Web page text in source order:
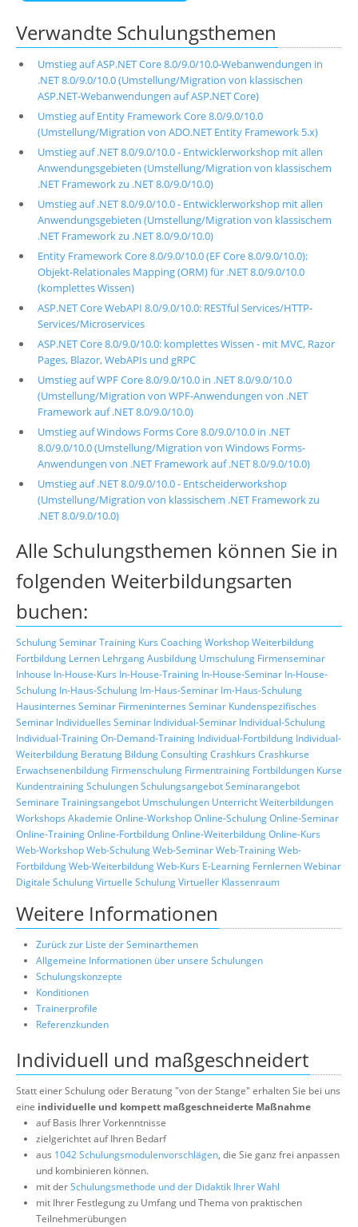
Verwandte Schulungsthemen
Umstieg auf ASP.NET Core 8.0/9.0/10.0-Webanwendungen in
.NET 8.0/9.0/10.0 (Umstellung/Migration von klassischen
ASP.NET-Webanwendungen auf ASP.NET Core)
Umstieg auf Entity Framework Core 8.0/9.0/10.0
(Umstellung/Migration von ADO.NET Entity Framework 5.x)
Umstieg auf .NET 8.0/9.0/10.0 - Entwicklerworkshop mit allen
Anwendungsgebieten (Umstellung/Migration von klassischem
.NET Framework zu .NET 8.0/9.0/10.0)
Umstieg auf .NET 8.0/9.0/10.0 - Entwicklerworkshop mit allen
Anwendungsgebieten (Umstellung/Migration von klassischem
.NET Framework zu .NET 8.0/9.0/10.0)
Entity Framework Core 8.0/9.0/10.0 (EF Core 8.0/9.0/10.0):
Objekt-Relationales Mapping (ORM) für .NET 8.0/9.0/10.0
(komplettes Wissen)
ASP.NET Core WebAPI 8.0/9.0/10.0: RESTful Services/HTTP-
Services/Microservices
ASP.NET Core 8.0/9.0/10.0: komplettes Wissen - mit MVC, Razor
Pages, Blazor, WebAPIs und gRPC
Umstieg auf WPF Core 8.0/9.0/10.0 in .NET 8.0/9.0/10.0
(Umstellung/Migration von WPF-Anwendungen von .NET
Framework auf .NET 8.0/9.0/10.0)
Umstieg auf Windows Forms Core 8.0/9.0/10.0 in .NET
8.0/9.0/10.0 (Umstellung/Migration von Windows Forms-
Anwendungen von .NET Framework auf .NET 8.0/9.0/10.0)
Umstieg auf .NET 8.0/9.0/10.0 - Entscheiderworkshop
(Umstellung/Migration von klassischem .NET Framework zu
.NET 8.0/9.0/10.0)
Alle Schulungsthemen können Sie in
folgenden Weiterbildungsarten
buchen:
SchulungSeminarTraining Kurs CoachingWorkshopWeiterbildung
Fortbildung Lernen LehrgangAusbildung Umschulung Firmenseminar
Inhouse In-House-Kurs In-House-Training In-House-Seminar In-House-
Schulung In-Haus-Schulung Im-Haus-Seminar Im-Haus-Schulung
Hausinternes Seminar Firmeninternes Seminar Kundenspezifisches
Seminar Individuelles Seminar Individual-Seminar Individual-Schulung
Individual-TrainingOn-Demand-Training Individual-Fortbildung Individual-
Weiterbildung Beratung BildungConsultingCrashkurs Crashkurse
Erwachsenenbildung Firmenschulung Firmentraining Fortbildungen Kurse
KundentrainingSchulungenSchulungsangebotSeminarangebot
Seminare Trainingsangebot Umschulungen UnterrichtWeiterbildungen
Workshops Akademie Online-WorkshopOnline-SchulungOnline-Seminar
Online-TrainingOnline-FortbildungOnline-WeiterbildungOnline-Kurs
Web-WorkshopWeb-SchulungWeb-SeminarWeb-TrainingWeb-
FortbildungWeb-WeiterbildungWeb-Kurs E-Learning FernlernenWebinar
Digitale SchulungVirtuelle SchulungVirtueller Klassenraum
Weitere Informationen
Zurück zur Liste der Seminarthemen
Allgemeine Informationen über unsere Schulungen
Schulungskonzepte
Konditionen
Trainerprofile
Referenzkunden
Individuell und maßgeschneidert
Statt einer Schulung oder Beratung "von der Stange" erhalten Sie bei uns
eine individuelle und kompett maßgeschneiderte Maßnahme
auf Basis Ihrer Vorkenntnisse
zielgerichtet auf Ihren Bedarf
aus 1042 Schulungsmodulenvorschlägen, die Sie ganz frei anpassen
und kombinieren können.
mit derSchulungsmethode und der Didaktik Ihrer Wahl
mit Ihrer Festlegung zu Umfang und Thema von praktischen
Teilnehmerübungen